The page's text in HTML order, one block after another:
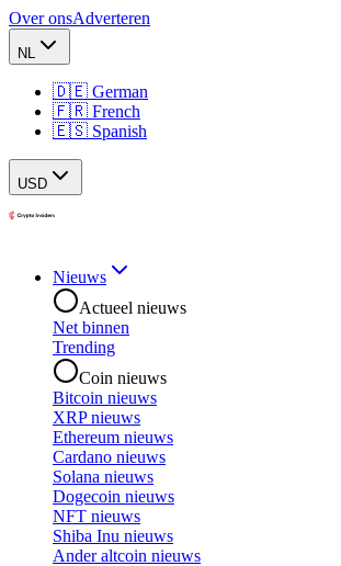
Over onsAdverteren
NL
🇩🇪 German
🇫🇷 French
🇪🇸 Spanish
USD
Nieuws
Actueel nieuws
Net binnen
Trending
Coin nieuws
Bitcoin nieuws
XRP nieuws
Ethereum nieuws
Cardano nieuws
Solana nieuws
Dogecoin nieuws
NFT nieuws
Shiba Inu nieuws
Ander altcoin nieuws